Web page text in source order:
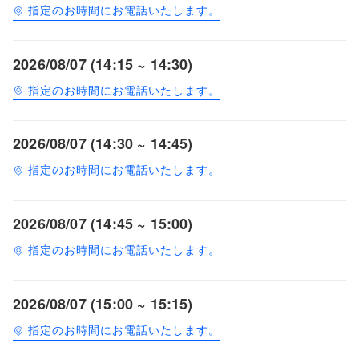
指定のお時間にお電話いたします。
2026/08/07 (14:15 ~ 14:30)
指定のお時間にお電話いたします。
2026/08/07 (14:30 ~ 14:45)
指定のお時間にお電話いたします。
2026/08/07 (14:45 ~ 15:00)
指定のお時間にお電話いたします。
2026/08/07 (15:00 ~ 15:15)
指定のお時間にお電話いたします。